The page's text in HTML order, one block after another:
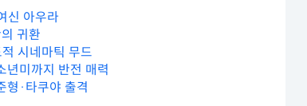
신 아우라
귀환
시네마틱 무드
년미까지 반전 매력
형·타쿠야 출격